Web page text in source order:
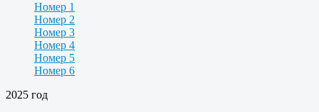
Номер 1
Номер 2
Номер 3
Номер 4
Номер 5
Номер 6
2025 год